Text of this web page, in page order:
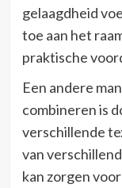
gelaagdheid
toe aan het
praktische
Een andere
combineren is
verschillende
van
kan zorgen